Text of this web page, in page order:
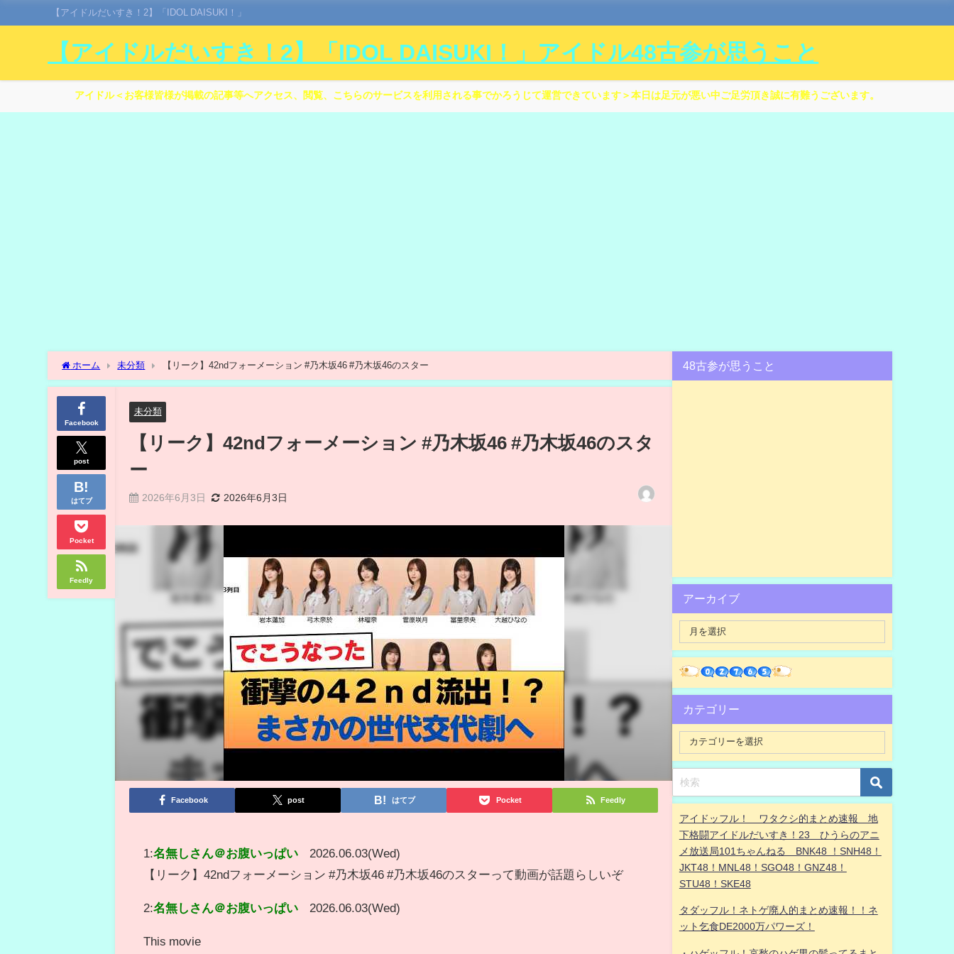
【アイドルだいすき！2】「IDOL DAISUKI！」
【アイドルだいすき！2】「IDOL DAISUKI！」アイドル48古参が思うこと
アイドル＜お客様皆様が掲載の記事等へアクセス、閲覧、こちらのサービスを利用される事でかろうじて運営できています＞本日は足元が悪い中ご足労頂き誠に有難うございます。
ホーム 未分類 【リーク】42ndフォーメーション #乃木坂46 #乃木坂46のスター
Facebook
post
はてブ
Pocket
Feedly
未分類
【リーク】42ndフォーメーション #乃木坂46 #乃木坂46のスタ
ー
2026年6月3日 2026年6月3日
Facebook post はてブ Pocket Feedly
1:名無しさん＠お腹いっぱい
2026.06.03(Wed)
【リーク】42ndフォーメーション #乃木坂46 #乃木坂46のスターって動画が話題らしいぞ
2:名無しさん＠お腹いっぱい 2026.06.03(Wed)
This movie
48古参が思うこと
アーカイブ
カテゴリー
アイドッフル！ ワタクシ的まとめ速報 地
下格闘アイドルだいすき！23 ひうらのアニ
メ放送局101ちゃんねる BNK48 ！SNH48！
JKT48！MNL48！SGO48！GNZ48！
STU48！SKE48
タダッフル！ネトゲ廃人的まとめ速報！！ネ
ット乞食DE2000万パワーズ！